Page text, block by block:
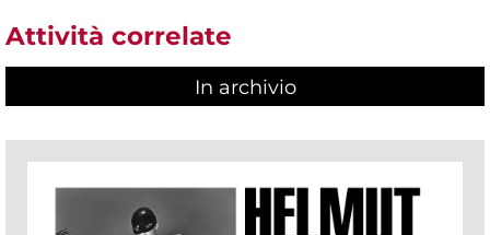
Attività correlate
In archivio